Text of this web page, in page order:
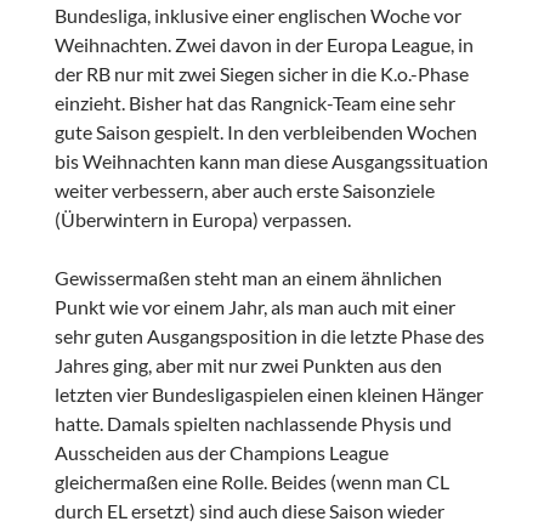
Bundesliga, inklusive einer englischen Woche vor
Weihnachten. Zwei davon in der Europa League, in
der RB nur mit zwei Siegen sicher in die K.o.-Phase
einzieht. Bisher hat das Rangnick-Team eine sehr
gute Saison gespielt. In den verbleibenden Wochen
bis Weihnachten kann man diese Ausgangssituation
weiter verbessern, aber auch erste Saisonziele
(Überwintern in Europa) verpassen.
Gewissermaßen steht man an einem ähnlichen
Punkt wie vor einem Jahr, als man auch mit einer
sehr guten Ausgangsposition in die letzte Phase des
Jahres ging, aber mit nur zwei Punkten aus den
letzten vier Bundesligaspielen einen kleinen Hänger
hatte. Damals spielten nachlassende Physis und
Ausscheiden aus der Champions League
gleichermaßen eine Rolle. Beides (wenn man CL
durch EL ersetzt) sind auch diese Saison wieder